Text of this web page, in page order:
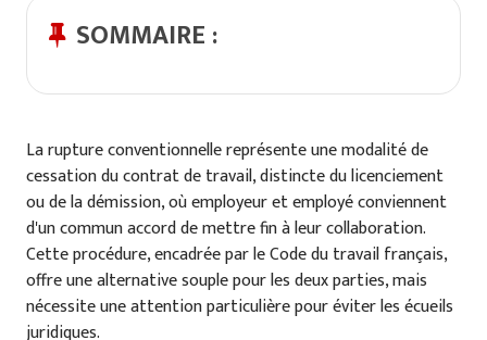
SOMMAIRE :
La rupture conventionnelle représente une modalité de
cessation du contrat de travail, distincte du licenciement
ou de la démission, où employeur et employé conviennent
d'un commun accord de mettre fin à leur collaboration.
Cette procédure, encadrée par le Code du travail français,
offre une alternative souple pour les deux parties, mais
nécessite une attention particulière pour éviter les écueils
juridiques.